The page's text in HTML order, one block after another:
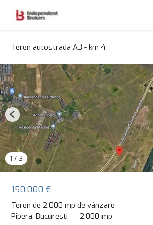
Teren autostrada A3 - km 4
150,000 €
Teren de 2,000 mp de vânzare
Pipera, Bucuresti
2,000 mp
1 / 3
Previous